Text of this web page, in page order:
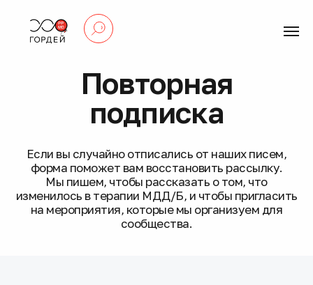
Повторная
подписка
Если вы случайно отписались от наших писем,
форма поможет вам восстановить рассылку.
Мы пишем, чтобы рассказать о том, что
изменилось в терапии МДД/Б, и чтобы пригласить
на мероприятия, которые мы организуем для
сообщества.